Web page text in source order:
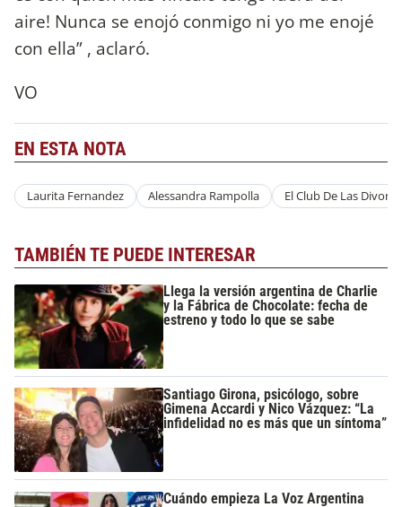
aire! Nunca se enojó conmigo ni yo me enojé
con ella” , aclaró.
VO
EN ESTA NOTA
Laurita Fernandez Alessandra Rampolla El Club De Las
TAMBIÉN TE PUEDE INTERESAR
Llega la versión argentina de Charlie
y la Fábrica de Chocolate: fecha de
estreno y todo lo que se sabe
Santiago Girona, psicólogo, sobre
Gimena Accardi y Nico Vázquez: “La
infidelidad no es más que un síntoma”
Cuándo empieza La Voz Argentina